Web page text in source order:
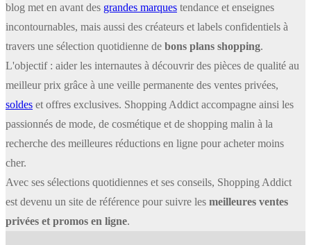
blog met en avant des grandes marques tendance et enseignes
incontournables, mais aussi des créateurs et labels confidentiels à
travers une sélection quotidienne de bons plans shopping.
L'objectif : aider les internautes à découvrir des pièces de qualité au
meilleur prix grâce à une veille permanente des ventes privées,
soldes et offres exclusives. Shopping Addict accompagne ainsi les
passionnés de mode, de cosmétique et de shopping malin à la
recherche des meilleures réductions en ligne pour acheter moins
cher.
Avec ses sélections quotidiennes et ses conseils, Shopping Addict
est devenu un site de référence pour suivre les meilleures ventes
privées et promos en ligne.